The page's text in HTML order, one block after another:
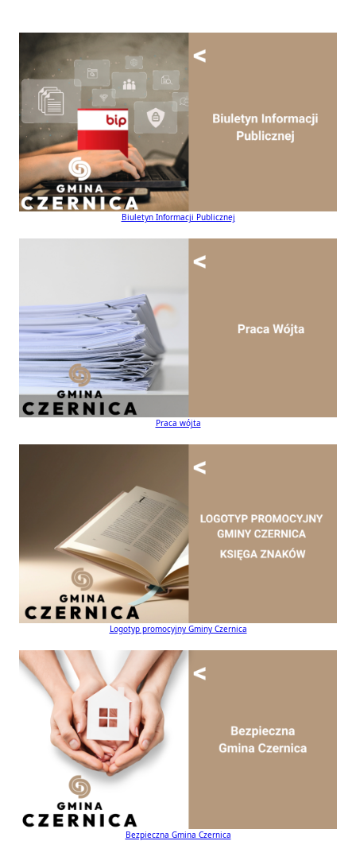
Biuletyn Informacji Publicznej
Praca wójta
Logotyp promocyjny Gminy Czernica
Bezpieczna Gmina Czernica